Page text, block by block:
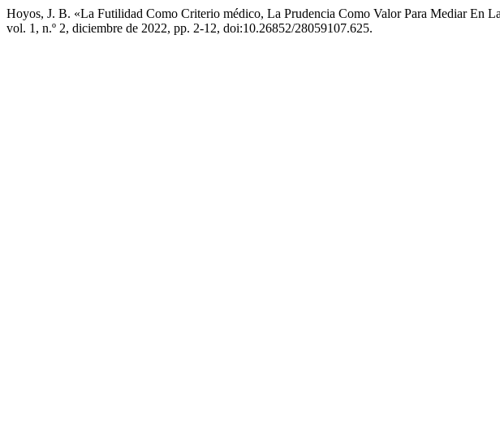
Hoyos, J. B. «La Futilidad Como Criterio médico, La Prudencia Como Valor Para Mediar En
vol. 1, n.º 2, diciembre de 2022, pp. 2-12, doi:10.26852/28059107.625.